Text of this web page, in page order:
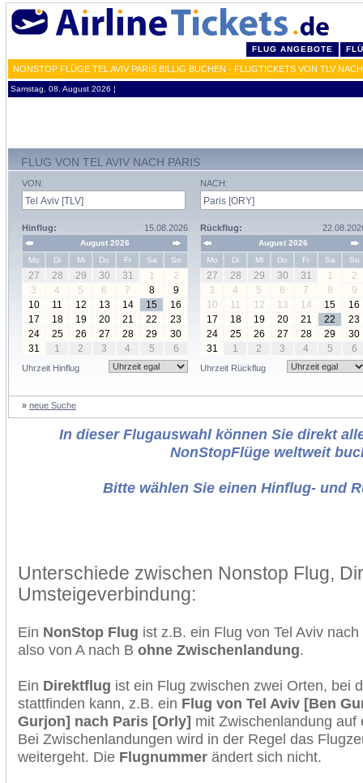
FLUG ANGEBOTE
NONSTOP FLÜGE TEL AVIV PARIS BILLIG BUCHEN - FLUGTICKETS VON TLV
Samstag, 08. August 2026 ¦
FLUG VON TEL AVIV NACH PARIS
VON:
Hinflug: 15.08.2026
August 2026
Mo
Di Mi Do Fr Sa So
27 28 29 30 31 1
2
3
4 5 6 7 8
9
10
11 12 13 14 15
16
17
18 19 20 21 22
23
24
25 26 27 28 29
30
31
1 2 3 4 5 6
Uhrzeit Hinflug
NACH:
Rückflug:
August 2026
Mo
Di Mi Do Fr Sa So
27 28 29 30 31 1
2
3
4 5 6 7 8
9
10
11 12 13 14 15
16
17
18 19 20 21 22
23
24
25 26 27 28 29
30
31
1 2 3 4 5 6
Uhrzeit Rückflug
» neue Suche
In dieser Flugauswahl können Sie direkt
NonStopFlüge weltweit
Bitte wählen Sie einen Hinflug- und
Unterschiede zwischen Nonstop Flug,
Umsteigeverbindung:
Ein NonStop Flug ist z.B. ein Flug von Tel Aviv
also von A nach B ohne Zwischenlandung.
Ein Direktflug ist ein Flug zwischen zwei Orten, bei
stattfinden kann, z.B. ein Flug von Tel Aviv [Ben
Gurjon] nach Paris [Orly] mit Zwischenlandung
Bei Zwischenlandungen wird in der Regel das
weitergeht. Die Flugnummer ändert sich nicht.